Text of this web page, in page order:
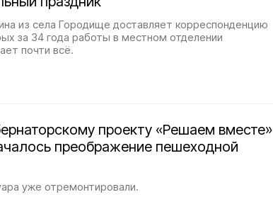
из села Городище доставляет корреспонденцию
за 34 года работы в местном отделении
почти всё.
проекту «Решаем вместе»
преображение пешеходной
уже отремонтировали.